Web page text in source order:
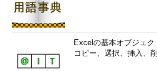
Excelの基本オブジェク
コピー、選択、挿入、